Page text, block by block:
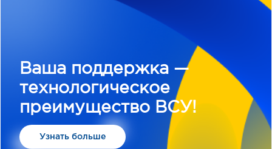
Ваша поддержка —
технологическое
преимущество ВСУ!
Узнать больше